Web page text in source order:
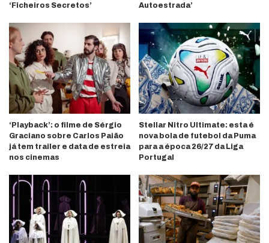
‘Ficheiros Secretos’
Autoestrada’
‘Playback’: o filme de Sérgio
Graciano sobre Carlos Paião
já tem trailer e data de estreia
nos cinemas
Stellar Nitro Ultimate: esta é
nova bola de futebol da Puma
para a época 26/27 da Liga
Portugal